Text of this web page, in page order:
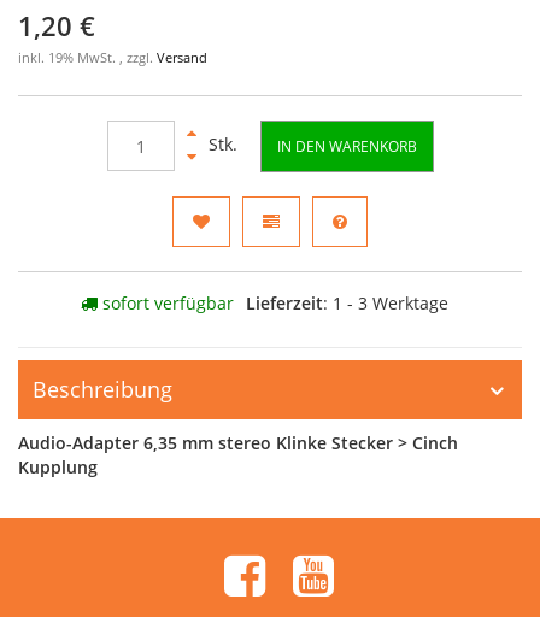
1,20 €
inkl. 19% MwSt. , zzgl. Versand
Stk. IN DEN WARENKORB
sofort verfügbar Lieferzeit: 1 - 3 Werktage
Beschreibung
Audio-Adapter 6,35 mm stereo Klinke Stecker > Cinch
Kupplung